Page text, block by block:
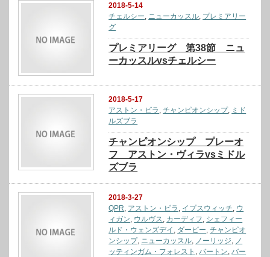
2018-5-14
チェルシー
ニューカッスル プレミアリー
グ
プレミアリーグ 第38節 ニュ
ーカッスルvsチェルシー
2018-5-17
アストン・ビラ ,チャンピオンシップ, ミド
ルズブラ
チャンピオンシップ プレーオ
フ アストン・ヴィラvsミドル
ズブラ
2018-3-27
QPR, アストン・ビラ , イプスウィッチ, ウ
ィガン, ウルヴス, カーディフ, シェフィー
ルド・ウェンズデイ , ダービー,チャンピオ
ンシップ, ニューカッスル, ノーリッジ, ノ
ッティンガム・フォレスト ,バートン,バー